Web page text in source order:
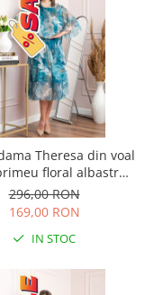
Theresa din voal
floral albastru
petrol
296,00 RON
169,00 RON
IN STOC